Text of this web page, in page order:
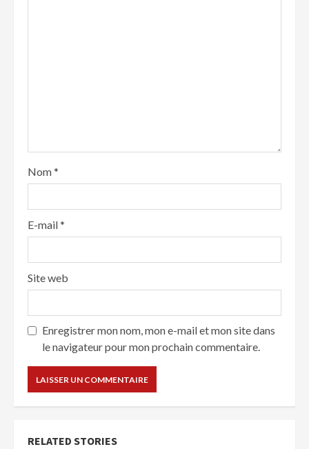
Nom*
E-mail*
Site web
Enregistrer mon nom, mon e-mail et mon site dans
le navigateur pour mon prochain commentaire.
RELATED STORIES